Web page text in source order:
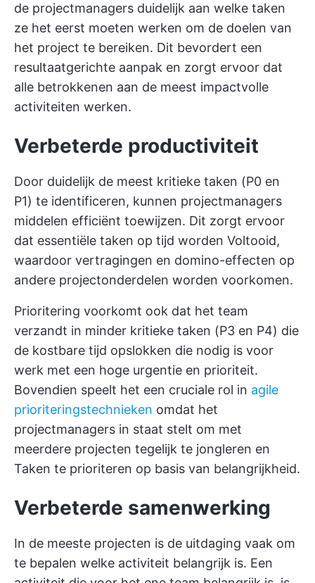
de projectmanagers duidelijk aan welke taken
ze het eerst moeten werken om de doelen van
het project te bereiken. Dit bevordert een
resultaatgerichte aanpak en zorgt ervoor dat
alle betrokkenen aan de meest impactvolle
activiteiten werken.
Verbeterde productiviteit
Door duidelijk de meest kritieke taken (P0 en
P1) te identificeren, kunnen projectmanagers
middelen efficiënt toewijzen. Dit zorgt ervoor
dat essentiële taken op tijd worden Voltooid,
waardoor vertragingen en domino-effecten op
andere projectonderdelen worden voorkomen.
Prioritering voorkomt ook dat het team
verzandt in minder kritieke taken (P3 en P4) die
de kostbare tijd opslokken die nodig is voor
werk met een hoge urgentie en prioriteit.
Bovendien speelt het een cruciale rol in agile
prioriteringstechnieken omdat het
projectmanagers in staat stelt om met
meerdere projecten tegelijk te jongleren en
Taken te prioriteren op basis van belangrijkheid.
Verbeterde samenwerking
In de meeste projecten is de uitdaging vaak om
te bepalen welke activiteit belangrijk is. Een